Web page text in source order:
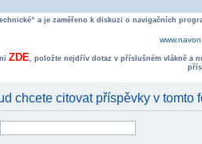
a je zaměřeno k diskuzi o navigačních
ZDE, položte nejdřív dotaz v příslušném vlákně a
chcete citovat příspěvky v tomto